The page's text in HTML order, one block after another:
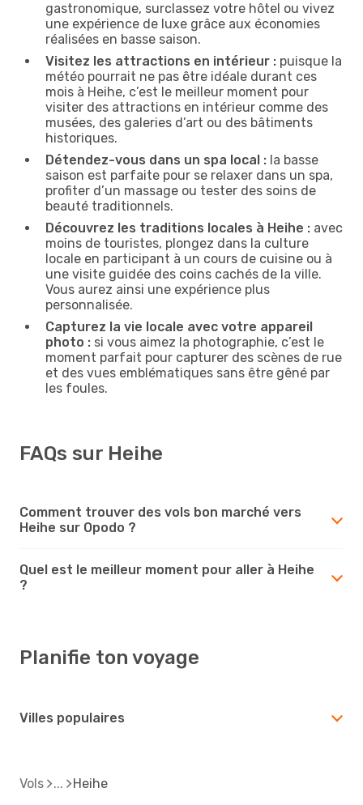
gastronomique, surclassez votre hôtel ou vivez
une expérience de luxe grâce aux économies
réalisées en basse saison.
Visitez les attractions en intérieur : puisque la
météo pourrait ne pas être idéale durant ces
mois à Heihe, c’est le meilleur moment pour
visiter des attractions en intérieur comme des
musées, des galeries d’art ou des bâtiments
historiques.
Détendez-vous dans un spa local : la basse
saison est parfaite pour se relaxer dans un spa,
profiter d’un massage ou tester des soins de
beauté traditionnels.
Découvrez les traditions locales à Heihe : avec
moins de touristes, plongez dans la culture
locale en participant à un cours de cuisine ou à
une visite guidée des coins cachés de la ville.
Vous aurez ainsi une expérience plus
personnalisée.
Capturez la vie locale avec votre appareil
photo : si vous aimez la photographie, c’est le
moment parfait pour capturer des scènes de rue
et des vues emblématiques sans être gêné par
les foules.
FAQs sur Heihe
Comment trouver des vols bon marché vers
Heihe sur Opodo ?
Quel est le meilleur moment pour aller à Heihe
?
Planifie ton voyage
Villes populaires
Vols Heihe